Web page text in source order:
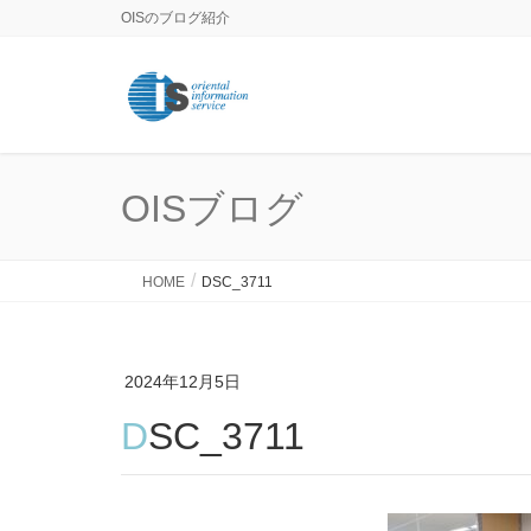
OISのブログ紹介
OISブログ
HOME DSC_3711
2024年12月5日
DSC_3711